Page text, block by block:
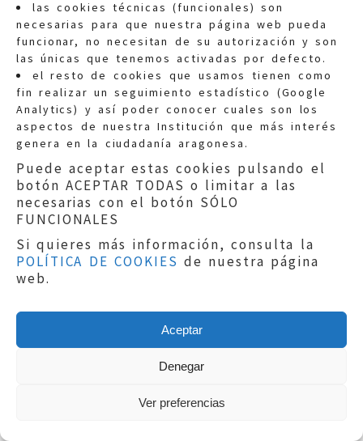
las cookies técnicas (funcionales) son
necesarias para que nuestra página web pueda
funcionar, no necesitan de su autorización y son
las únicas que tenemos activadas por defecto.
el resto de cookies que usamos tienen como
fin realizar un seguimiento estadístico (Google
Analytics) y así poder conocer cuales son los
aspectos de nuestra Institución que más interés
genera en la ciudadanía aragonesa.
Puede aceptar estas cookies pulsando el
botón ACEPTAR TODAS o limitar a las
necesarias con el botón SÓLO
FUNCIONALES
Si quieres más información, consulta la
POLÍTICA DE COOKIES de nuestra página
web.
Aceptar
Denegar
Ver preferencias
Igualmente, se han consultado
los completos trabajos
realizados con anterioridad, de
los que cabe destacar la labor
realizada por el Colegio de
Abogados de Huesca en sus
Jornadas sobre Derecho y
Montaña, los trabajos de D.
José Manuel Aspas o la labor
de investigación y divulgación
realizada por Montaña Segura,
entidad participada por
federaciones y Gobierno de
Aragón, así como del Comité de
mejor contextualización, se ha
analizado la legislación que
regula las actividades de
otras comunidades autónomas;